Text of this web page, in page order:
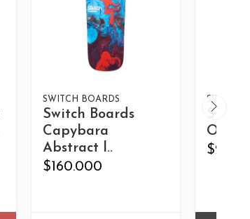
SWITCH BOARDS
Switch Boards
Capybara
Abstract l..
$160.000
SWITCH
Otter